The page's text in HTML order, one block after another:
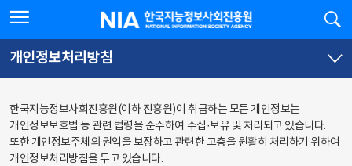
바로가기
바로가기
한국지능정보사회진흥원
개인정보처리방침
한국지능정보사회진흥원(이하 진흥원)이 취급하는 모든 개인정보는
개인정보보호법 등 관련 법령을 준수하여 수집·보유 및 처리되고 있습니다.
또한 개인정보주체의 권익을 보장하고 관련한 고충을 원활히 처리하기 위하여
개인정보처리방침을 두고 있습니다.